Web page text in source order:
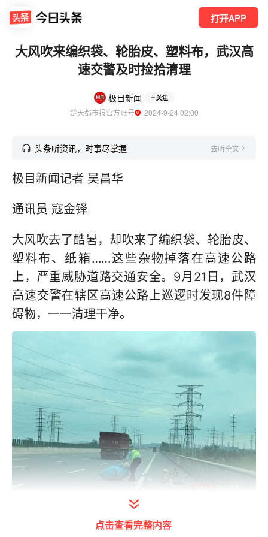
打开APP
大风吹来编织袋、轮胎皮、塑料布，武汉高
速交警及时捡拾清理
极目新闻 关注
楚天都市报官方账号
  2024-9-24 02:00
头条听资讯，时事尽掌握 去听全文
极目新闻记者 吴昌华
通讯员 寇金铎
大风吹去了酷暑，却吹来了编织袋、轮胎皮、
塑料布、纸箱……这些杂物掉落在高速公路
上，严重威胁道路交通安全。9月21日，武汉
高速交警在辖区高速公路上巡逻时发现8件障
碍物，一一清理干净。
点击查看完整内容